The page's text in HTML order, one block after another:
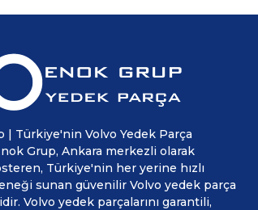
| Türkiye'nin Volvo Yedek Parça
Grup, Ankara merkezli olarak
Türkiye'nin her yerine hızlı
sunan güvenilir Volvo yedek parça
Volvo yedek parçalarını garantili,